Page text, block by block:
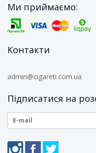
Ми приймаємо:
Контакти
admin@cigareti.com.ua
Підписатися на